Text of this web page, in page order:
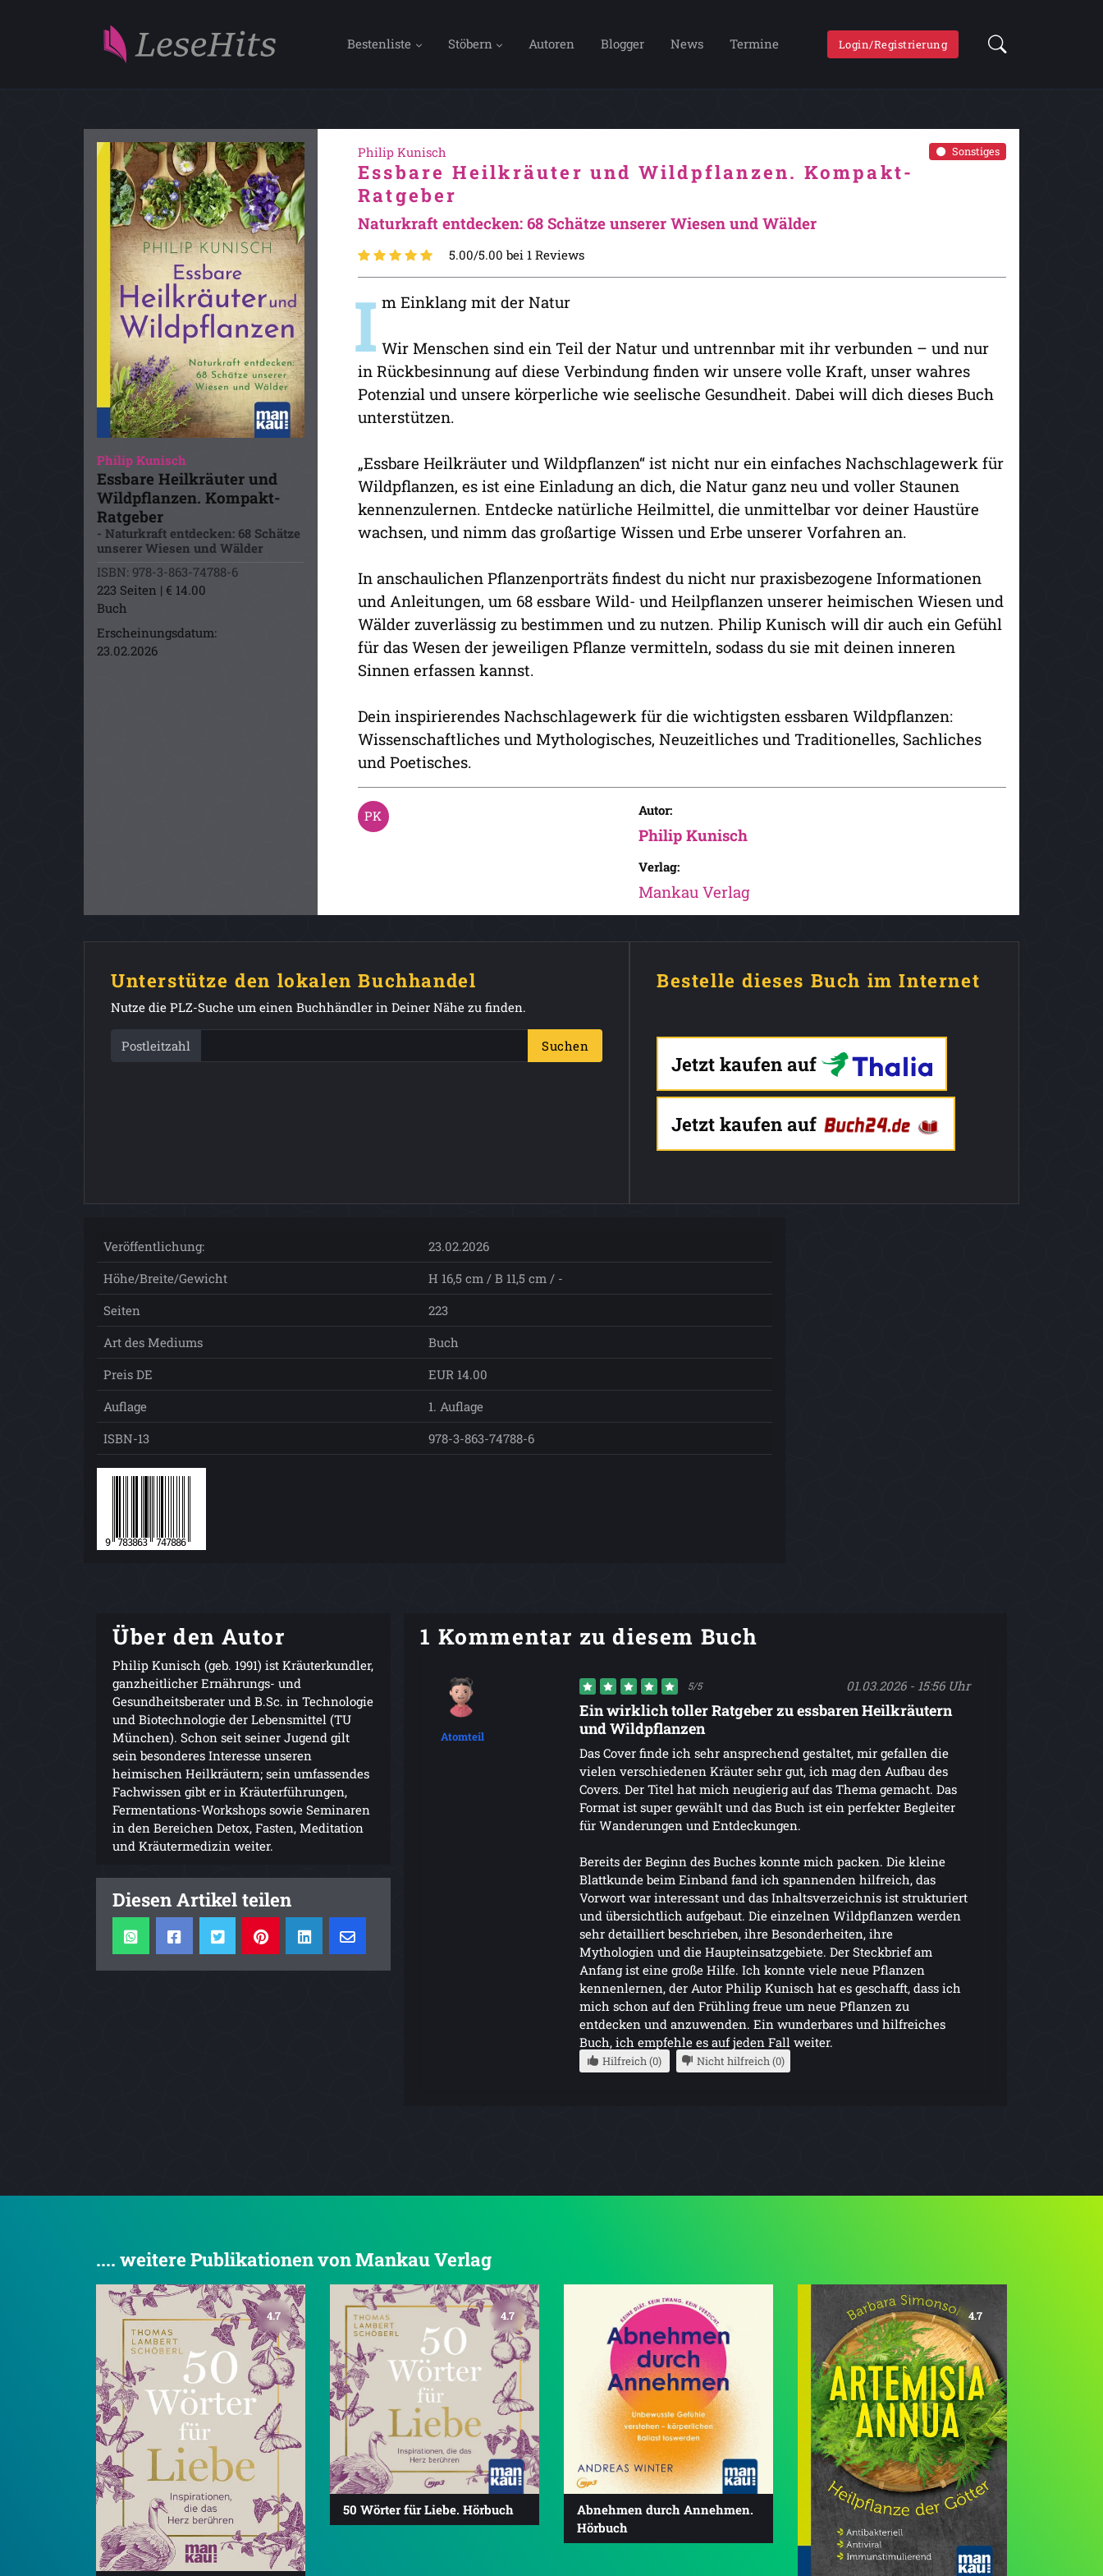
Bestenliste Stöbern Autoren Blogger News Termine Login/Registrierung
Philip Kunisch
Essbare Heilkräuter und
Wildpflanzen. Kompakt-
Ratgeber
- Naturkraft entdecken: 68 Schätze
unserer Wiesen und Wälder
ISBN: 978-3-863-74788-6
223 Seiten | € 14.00
Buch
Erscheinungsdatum:
23.02.2026
Sonstiges
Philip Kunisch
Essbare Heilkräuter und Wildpflanzen. Kompakt-
Ratgeber
Naturkraft entdecken: 68 Schätze unserer Wiesen und Wälder
5.00/5.00 bei 1 Reviews
I m Einklang mit der Natur
Wir Menschen sind ein Teil der Natur und untrennbar mit ihr verbunden – und nur
in Rückbesinnung auf diese Verbindung finden wir unsere volle Kraft, unser wahres
Potenzial und unsere körperliche wie seelische Gesundheit. Dabei will dich dieses Buch
unterstützen.
„Essbare Heilkräuter und Wildpflanzen“ ist nicht nur ein einfaches Nachschlagewerk für
Wildpflanzen, es ist eine Einladung an dich, die Natur ganz neu und voller Staunen
kennenzulernen. Entdecke natürliche Heilmittel, die unmittelbar vor deiner Haustüre
wachsen, und nimm das großartige Wissen und Erbe unserer Vorfahren an.
In anschaulichen Pflanzenporträts findest du nicht nur praxisbezogene Informationen
und Anleitungen, um 68 essbare Wild- und Heilpflanzen unserer heimischen Wiesen und
Wälder zuverlässig zu bestimmen und zu nutzen. Philip Kunisch will dir auch ein Gefühl
für das Wesen der jeweiligen Pflanze vermitteln, sodass du sie mit deinen inneren
Sinnen erfassen kannst.
Dein inspirierendes Nachschlagewerk für die wichtigsten essbaren Wildpflanzen:
Wissenschaftliches und Mythologisches, Neuzeitliches und Traditionelles, Sachliches
und Poetisches.
Autor:
Philip Kunisch
Verlag:
Mankau Verlag
Unterstütze den lokalen Buchhandel
Nutze die PLZ-Suche um einen Buchhändler in Deiner Nähe zu finden.
Postleitzahl Suchen
Bestelle dieses Buch im Internet
Jetzt kaufen auf
Jetzt kaufen auf
Veröffentlichung:
23.02.2026
Höhe/Breite/Gewicht
H 16,5 cm / B 11,5 cm / -
Seiten
223
Art des Mediums
Buch
Preis DE
EUR 14.00
Auflage
1. Auflage
ISBN-13
978-3-863-74788-6
Über den Autor
Philip Kunisch (geb. 1991) ist Kräuterkundler,
ganzheitlicher Ernährungs- und
Gesundheitsberater und B.Sc. in Technologie
und Biotechnologie der Lebensmittel (TU
München). Schon seit seiner Jugend gilt
sein besonderes Interesse unseren
heimischen Heilkräutern; sein umfassendes
Fachwissen gibt er in Kräuterführungen,
Fermentations-Workshops sowie Seminaren
in den Bereichen Detox, Fasten, Meditation
und Kräutermedizin weiter.
Diesen Artikel teilen
1 Kommentar zu diesem Buch
Atomteil
5/5 01.03.2026 - 15:56 Uhr
Ein wirklich toller Ratgeber zu essbaren Heilkräutern
und Wildpflanzen
Das Cover finde ich sehr ansprechend gestaltet, mir gefallen die
vielen verschiedenen Kräuter sehr gut, ich mag den Aufbau des
Covers. Der Titel hat mich neugierig auf das Thema gemacht. Das
Format ist super gewählt und das Buch ist ein perfekter Begleiter
für Wanderungen und Entdeckungen.
Bereits der Beginn des Buches konnte mich packen. Die kleine
Blattkunde beim Einband fand ich spannenden hilfreich, das
Vorwort war interessant und das Inhaltsverzeichnis ist strukturiert
und übersichtlich aufgebaut. Die einzelnen Wildpflanzen werden
sehr detailliert beschrieben, ihre Besonderheiten, ihre
Mythologien und die Haupteinsatzgebiete. Der Steckbrief am
Anfang ist eine große Hilfe. Ich konnte viele neue Pflanzen
kennenlernen, der Autor Philip Kunisch hat es geschafft, dass ich
mich schon auf den Frühling freue um neue Pflanzen zu
entdecken und anzuwenden. Ein wunderbares und hilfreiches
Buch, ich empfehle es auf jeden Fall weiter.
Hilfreich (0) Nicht hilfreich (0)
.... weitere Publikationen von Mankau Verlag
4.7 4.7
50 Wörter für Liebe. Hörbuch
Abnehmen durch Annehmen.
Hörbuch
4.7